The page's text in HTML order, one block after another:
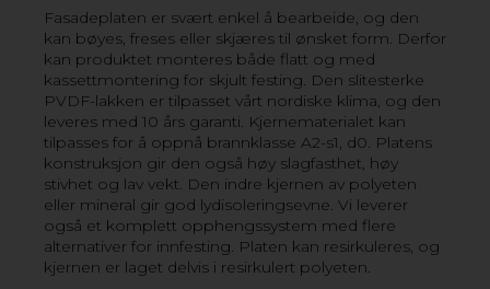
Fasadeplaten er svært enkel å bearbeide, og den
kan bøyes, freses eller skjæres til ønsket form. Derfor
kan produktet monteres både flatt og med
kassettmontering for skjult festing. Den slitesterke
PVDF-lakken er tilpasset vårt nordiske klima, og den
leveres med 10 års garanti. Kjernematerialet kan
tilpasses for å oppnå brannklasse A2-s1, d0. Platens
konstruksjon gir den også høy slagfasthet, høy
stivhet og lav vekt. Den indre kjernen av polyeten
eller mineral gir god lydisoleringsevne. Vi leverer
også et komplett opphengssystem med flere
alternativer for innfesting. Platen kan resirkuleres, og
kjernen er laget delvis i resirkulert polyeten.
for lysgjennomslipp, høytrykkslaminat og
aluminiumskompositt. Uansett hvilket materiale du
velger, garanterer vi høy kvalitet og et variert utvalg
med fokus på design og store muligheter når det
gjelder visuelle uttrykk.
EXOLON PANEL FASADESYSTEM KANALPLAST
MAX COMPACT EXTERIOR HØYTRYKKSLAMINAT
HPL
RODECA FASADESYSTEM KANALPLAST
ALUMINIUMKOMPOSITT FASADEPLATE